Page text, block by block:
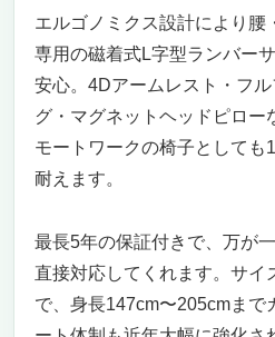
エルゴノミクス設計により腰
専用の磁着式L字型ランバー
安心。4Dアームレスト・フ
グ・マグネットヘッドピロー
モートワークの椅子としても
耐えます。
最長5年の保証付きで、万が
直接対応してくれます。サイ
で、身長147cm〜205cmまで